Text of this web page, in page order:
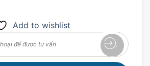
Add to wishlist